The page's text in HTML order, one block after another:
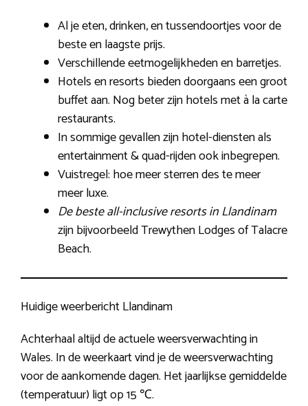
Al je eten, drinken, en tussendoortjes voor de
beste en laagste prijs.
Verschillende eetmogelijkheden en barretjes.
Hotels en resorts bieden doorgaans een groot
buffet aan. Nog beter zijn hotels met à la carte
restaurants.
In sommige gevallen zijn hotel-diensten als
entertainment & quad-rijden ook inbegrepen.
Vuistregel: hoe meer sterren des te meer
meer luxe.
De beste all-inclusive resorts in Llandinam
zijn bijvoorbeeld Trewythen Lodges of Talacre
Beach.
Huidige weerbericht Llandinam
Achterhaal altijd de actuele weersverwachting in
Wales. In de weerkaart vind je de weersverwachting
voor de aankomende dagen. Het jaarlijkse gemiddelde
(temperatuur) ligt op 15 ℃.